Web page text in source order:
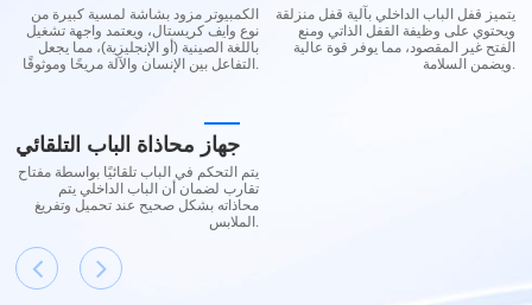
الكمبيوتر مزود بشاشة لمسية كبيرة من
نوع وايف كريستال، ويعتمد واجهة تشغيل
باللغة الصينية (أو الإنجليزية)، مما يجعل
التفاعل بين الإنسان والآلة مريحًا وموثوقًا.
يتميز قفل الباب الداخلي بآلية قفل منزلقة
ويحتوي على وظيفة القفل الذاتي ومنع
الفتح غير المقصود، مما يوفر قوة عالية
ويضمن السلامة.
جهاز محاذاة الباب التلقائي
يتم التحكم في الباب تلقائيًا بواسطة مفتاح
تقارب لضمان أن الباب الداخلي يتم
محاذاته بشكل صحيح عند تحميل وتفريغ
الملابس.